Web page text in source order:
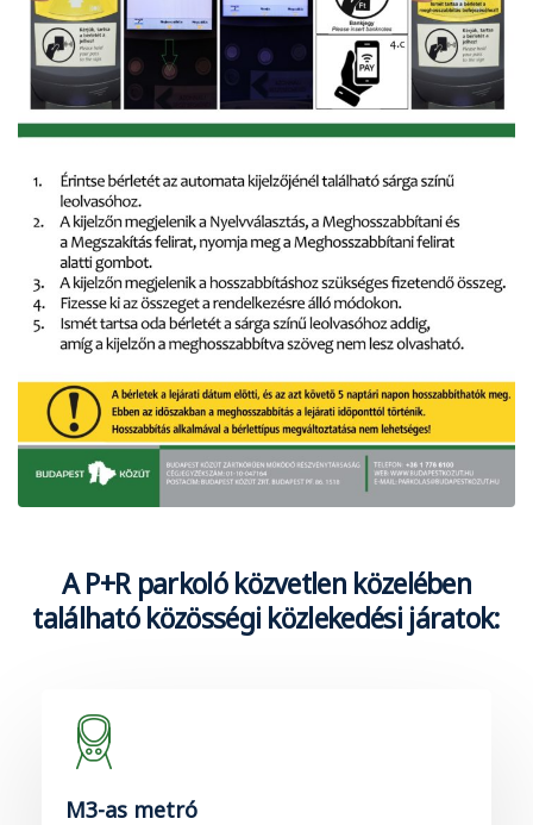
A P+R parkoló közvetlen közelében
található közösségi közlekedési járatok:
M3-as metró